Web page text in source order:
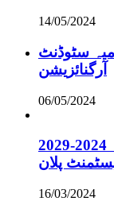
14/05/2024
سٹوڈنٹ
آرگنائزیشن
06/05/2024
گلگت بلتستان ترقیاتی منصوبہ 2024-2029
پلان
16/03/2024